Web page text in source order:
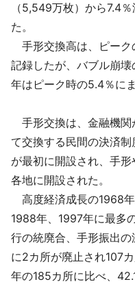
（5,549万枚）から7.4
た。
手形交換高は、ピー
記録したが、バブル崩
年はピーク時の5.4％に
手形交換は、金融機関
て交換する民間の決済
が最初に開設され、手
各地に開設された。
高度経済成長の1968年
1988年、1997年に最多
行の統廃合、手形振出
に2カ所が廃止され107
年の185カ所に比べ、